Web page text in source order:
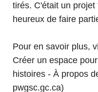
tirés. C'était un
heureux de faire
Pour en savoir plus,
Créer un espace
histoires - À propos
pwgsc.gc.ca)